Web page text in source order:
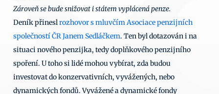
Zároveň se bude snižovat i státem vyplácená penze.
Deník přinesl rozhovor s mluvčím Asociace penzijních
společností ČR Janem Sedláčkem. Ten byl dotazován i na
situaci nového penzijka, tedy doplňkového penzijního
spoření. U toho si lidé mohou vybírat, zda budou
investovat do konzervativních, vyvážených, nebo
dynamických fondů. Vyvážené a dynamické fondy